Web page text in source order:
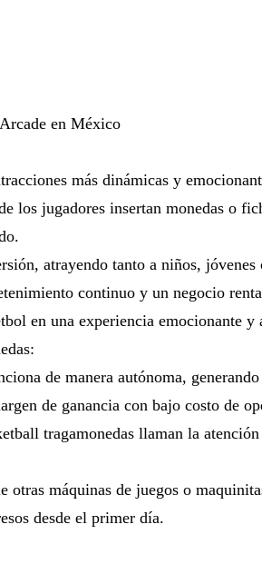
en México
más dinámicas y
los jugadores insertan monedas o
atrayendo tanto a niños,
continuo y un negocio
en una experiencia emocionante y
de manera autónoma,
de ganancia con bajo costo de
tragamonedas llaman la atención
máquinas de juegos o
desde el primer día.